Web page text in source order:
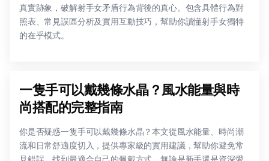
真實跡象，破解射手女矛盾行為背後的真心。包含具體行為對
照表、常見誤區分析及實用互動技巧，幫助你讀懂射手女獨特
的在乎模式。
一隻手可以戴幾條水晶？風水能量與時
尚搭配的完整指南
你是否疑惑一隻手可以戴幾條水晶？本文從風水能量、時尚潮
流和日常舒適度切入，提供專家級的實用建議，幫助你避免常